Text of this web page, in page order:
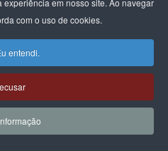
em nosso site. Ao navegar
com o uso de cookies.
entendi.